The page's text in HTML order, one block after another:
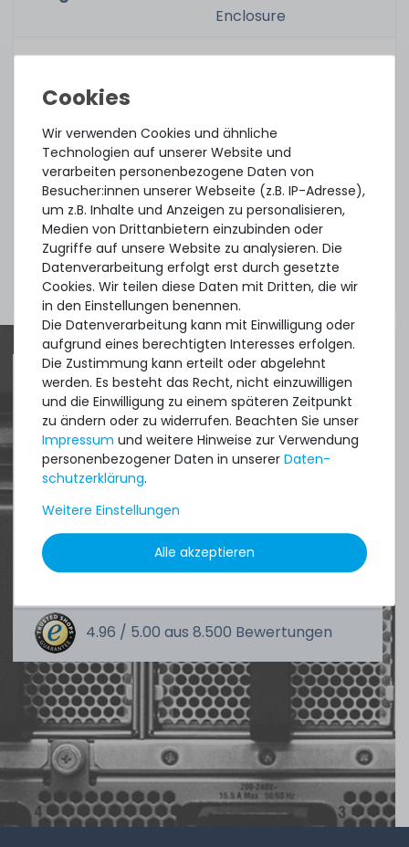
Enclosure
Zugehörige
Part No.:
118032829 / 005049498
Zustand:
gebraucht, sehr gut
Lieferumfang:
1x Disk mit Rahmen
Quick shipment for heavy-weigth servers
an perfect state of the machines. Also
great paying options and Euro VAT
managing.
Tres Cantos
4.96 / 5.00 aus 8.500 Bewertungen
Wir verwenden Cookies und ähnliche
Technologien auf unserer Website und
verarbeiten personenbezogene Daten von
Besucher:innen unserer Webseite (z.B. IP-Adresse),
um z.B. Inhalte und Anzeigen zu personalisieren,
Medien von Drittanbietern einzubinden oder
Zugriffe auf unsere Website zu analysieren. Die
Datenverarbeitung erfolgt erst durch gesetzte
Cookies. Wir teilen diese Daten mit Dritten, die wir
in den Einstellungen benennen.
Die Datenverarbeitung kann mit Einwilligung oder
aufgrund eines berechtigten Interesses erfolgen.
Die Zustimmung kann erteilt oder abgelehnt
werden. Es besteht das Recht, nicht einzuwilligen
und die Einwilligung zu einem späteren Zeitpunkt
zu ändern oder zu widerrufen. Beachten Sie unser
Impressum und weitere Hinweise zur Verwendung
personenbezogener Daten in unserer Daten­
schutz­erklärung.
Weitere Einstellungen
Alle akzeptieren